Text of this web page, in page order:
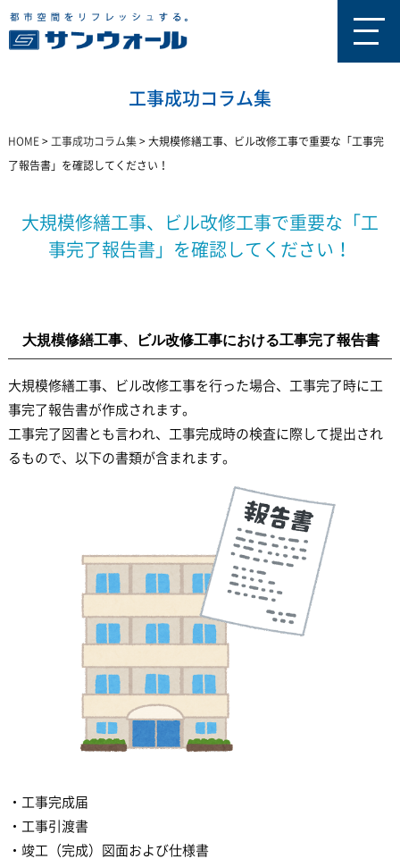
工事成功コラム集
HOME> 工事成功コラム集> 大規模修繕工事、ビル改修工事で重要な「工事完
了報告書」を確認してください！
大規模修繕工事、ビル改修工事で重要な「工
事完了報告書」を確認してください！
大規模修繕工事、ビル改修工事における工事完了報告書
大規模修繕工事、ビル改修工事を行った場合、工事完了時に工
事完了報告書が作成されます。
工事完了図書とも言われ、工事完成時の検査に際して提出され
るもので、以下の書類が含まれます。
・工事完成届
・工事引渡書
・竣工（完成）図面および仕様書